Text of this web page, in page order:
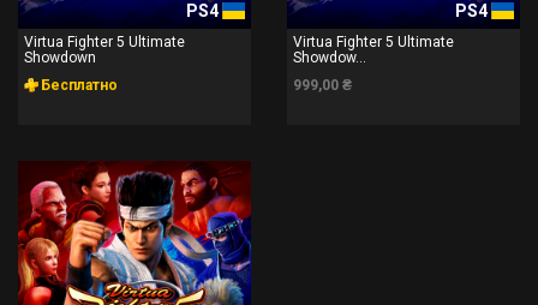
PS4
Virtua Fighter 5 Ultimate
Showdown
Бесплатно
PS4
Virtua Fighter 5 Ultimate
Showdow...
999,00 ₴